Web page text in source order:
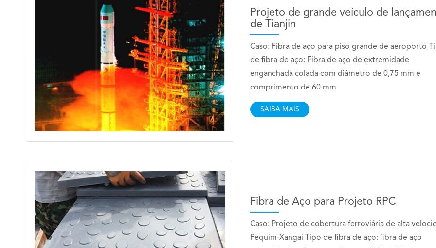
Projeto de grande veículo de
de Tianjin
Caso: Fibra de aço para piso grande de aeroporto
de fibra de aço: Fibra de aço de extremidade
enganchada colada com diâmetro de 0,75 mm e
comprimento de 60 mm
SAIBA MAIS
Fibra de Aço para Projeto RPC
Caso: Projeto de cobertura ferroviária de alta
Pequim-Xangai Tipo de fibra de aço: fibra de aço